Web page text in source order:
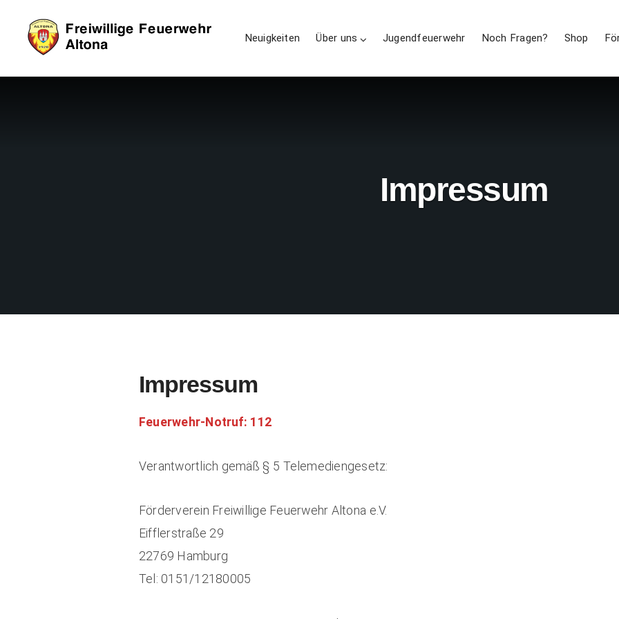
Neuigkeiten Über uns Jugendfeuerwehr Noch Fragen? Shop
Impressum
Impressum
Feuerwehr-Notruf: 112
Verantwortlich gemäß § 5 Telemediengesetz:
Förderverein Freiwillige Feuerwehr Altona e.V.
Eifflerstraße 29
22769 Hamburg
Tel: 0151/12180005